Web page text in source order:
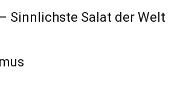
Sinnlichste Salat der Welt